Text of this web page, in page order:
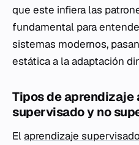
que este infiera las
fundamental para
sistemas modernos,
estática a la adaptación
Tipos de aprendizaje
supervisado y no
Elaprendizaje supervisado